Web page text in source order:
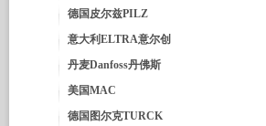
德国皮尔兹PILZ
意大利ELTRA意尔创
丹麦Danfoss丹佛斯
美国MAC
德国图尔克TURCK